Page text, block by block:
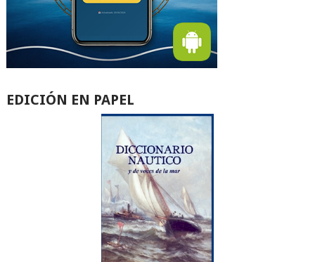
EDICIÓN EN PAPEL